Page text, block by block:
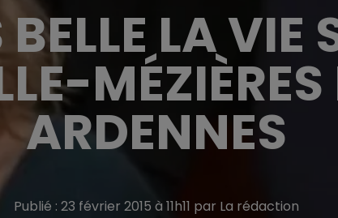
LA VIE
ARDENNES
Publié : 23 février 2015 à 11h11 par La rédaction